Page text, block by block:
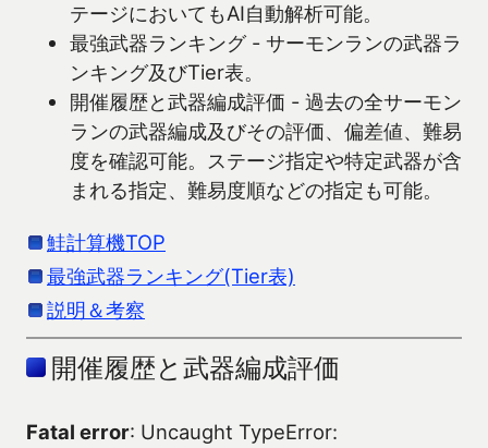
テージにおいてもAI自動解析可能。
最強武器ランキング - サーモンランの武器ラ
ンキング及びTier表。
開催履歴と武器編成評価 - 過去の全サーモン
ランの武器編成及びその評価、偏差値、難易
度を確認可能。ステージ指定や特定武器が含
まれる指定、難易度順などの指定も可能。
鮭計算機TOP
最強武器ランキング(Tier表)
説明＆考察
開催履歴と武器編成評価
Fatal error: Uncaught TypeError: